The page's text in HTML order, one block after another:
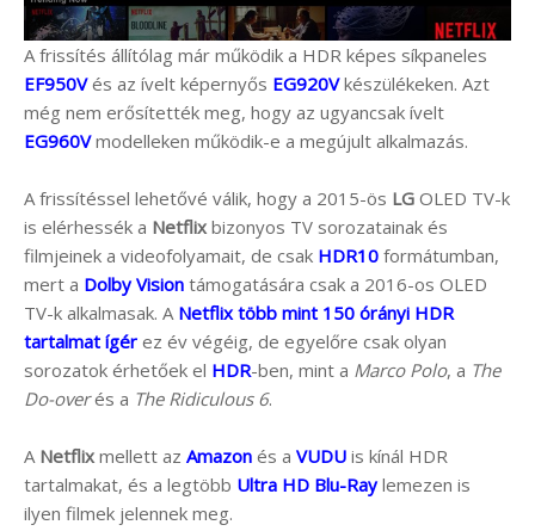
A frissítés állítólag már működik a HDR képes síkpaneles
EF950Vés az ívelt képernyős EG920Vkészülékeken. Azt
még nem erősítették meg, hogy az ugyancsak ívelt
EG960Vmodelleken működik-e a megújult alkalmazás.
A frissítéssel lehetővé válik, hogy a 2015-ös LG OLED TV-k
is elérhessék a Netflixbizonyos TV sorozatainak és
filmjeinek a videofolyamait, de csak HDR10 formátumban,
mert a Dolby Vision támogatására csak a 2016-os OLED
TV-k alkalmasak. A Netflix több mint 150 órányi HDR
tartalmat ígér ez év végéig, de egyelőre csak olyan
sorozatok érhetőek el HDR-ben, mint a Marco Polo, a The
Do-overés a The Ridiculous 6.
A Netflixmellett az Amazon és a VUDU is kínál HDR
tartalmakat, és a legtöbb Ultra HD Blu-Raylemezen is
ilyen filmek jelennek meg.